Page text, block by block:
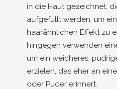
in die Haut gezeichnet,
aufgefüllt werden, um
haarähnlichen Effekt zu
hingegen verwenden
um ein weicheres,
erzielen, das eher an
oder Puder erinnert.